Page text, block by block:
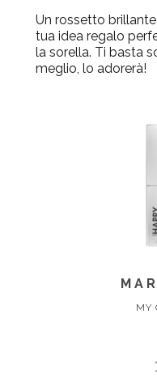
Un rossetto
tua idea regalo
la sorella. Ti basta
meglio, lo adorerà!
MY